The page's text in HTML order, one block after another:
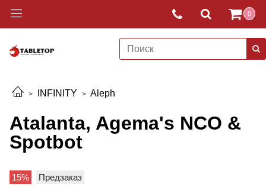
0
INFINITY Aleph
Atalanta, Agema's NCO &
Spotbot
15% Предзаказ